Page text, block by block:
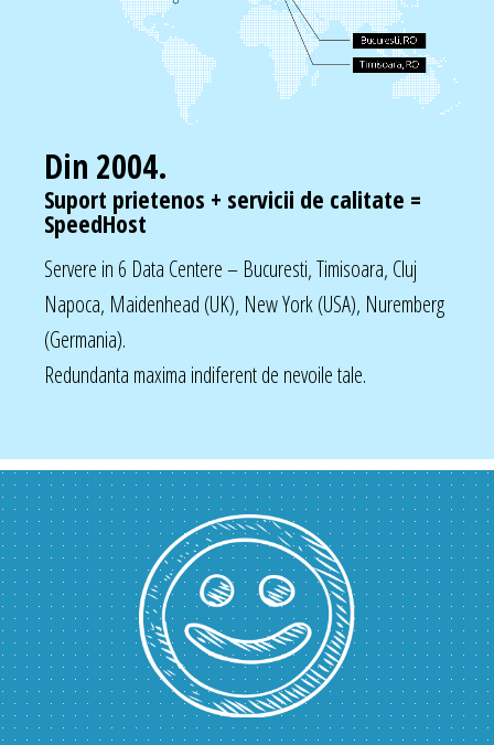
Din 2004.
Suport prietenos + servicii de calitate =
SpeedHost
Servere in 6 Data Centere – Bucuresti, Timisoara, Cluj
Napoca, Maidenhead (UK), New York (USA), Nuremberg
(Germania).
Redundanta maxima indiferent de nevoile tale.